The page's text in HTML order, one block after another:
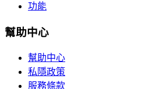
功能
幫助中心
幫助中心
私隱政策
服務條款